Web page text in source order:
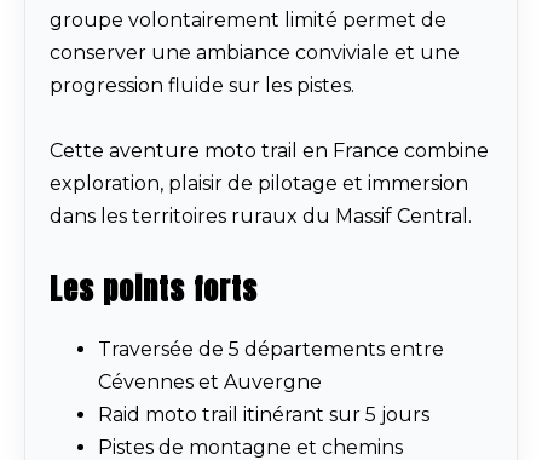
groupe volontairement limité permet de
conserver une ambiance conviviale et une
progression fluide sur les pistes.
Cette aventure moto trail en France combine
exploration, plaisir de pilotage et immersion
dans les territoires ruraux du Massif Central.
Les points forts
Traversée de 5 départements entre
Cévennes et Auvergne
Raid moto trail itinérant sur 5 jours
Pistes de montagne et chemins